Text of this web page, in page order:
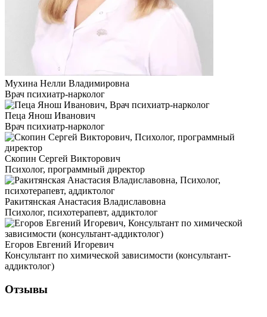
Мухина Нелли Владимировна
Врач психиатр-нарколог
Пеца Янош Иванович
Врач психиатр-нарколог
Скопин Сергей Викторович
Психолог, программный директор
Ракитянская Анастасия Владиславовна
Психолог, психотерапевт, аддиктолог
Егоров Евгений Игоревич
Консультант по химической зависимости (консультант-
аддиктолог)
Отзывы